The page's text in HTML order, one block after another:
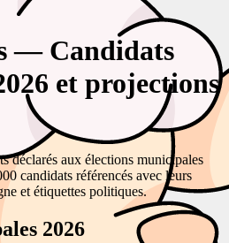
— Candidats
et projections
déclarés aux élections municipales
candidats référencés avec leurs
et étiquettes politiques.
2026